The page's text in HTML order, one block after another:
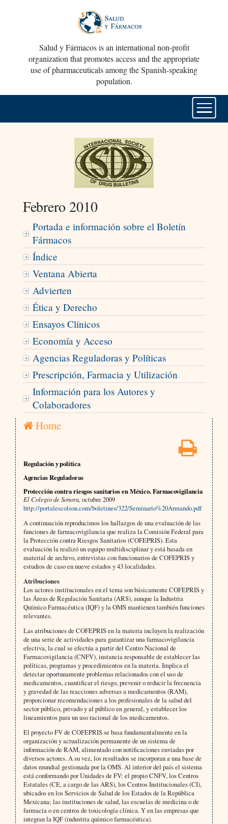
Salud y Fármacos is an international non-profit
organization that promotes access and the appropriate
use of pharmaceuticals among the Spanish-speaking
population.
Febrero 2010
Portada e información sobre el Boletín
Fármacos
Índice
Ventana Abierta
Advierten
Ética y Derecho
Ensayos Clínicos
Economía y Acceso
Agencias Reguladoras y Políticas
Prescripción, Farmacia y Utilización
Información para los Autores y
Colaboradores
Home
Regulación y política
Agencias Reguladoras
Protección contra riesgos sanitarios en México. Farmacovigilancia
El Colegio de Sonora, octubre 2009
http://portalescolson.com/boletines/322/Seminario%20Armando.pdf
A continuación reproducimos los hallazgos de una evaluación de las
funciones de farmacovigilancia que realiza la Comisión Federal para
la Protección contra Riesgos Sanitarios (COFEPRIS). Esta
evaluación la realizó un equipo multidisciplinar y está basada en
material de archivo, entrevistas con funcionarios de COFEPRIS y
estudios de caso en nueve estados y 43 localidades.
Atribuciones
Los actores institucionales en el tema son básicamente COFEPRIS y
las Áreas de Regulación Sanitaria (ARS), aunque la Industria
Químico Farmacéutica (IQF) y la OMS mantienen también funciones
relevantes.
Las atribuciones de COFEPRIS en la materia incluyen la realización
de una serie de actividades para garantizar una farmacovigilancia
efectiva, la cual se efectúa a partir del Centro Nacional de
Farmacovigilancia (CNFV), instancia responsable de establecer las
políticas, programas y procedimientos en la materia. Implica el
detectar oportunamente problemas relacionados con el uso de
medicamentos, cuantificar el riesgo, prevenir o reducir la frecuencia
y gravedad de las reacciones adversas a medicamentos (RAM),
proporcionar recomendaciones a los profesionales de la salud del
sector público, privado y al público en general, y establecer los
lineamientos para un uso racional de los medicamentos.
El proyecto FV de COFEPRIS se basa fundamentalmente en la
organización y actualización permanente de un sistema de
información de RAM, alimentado con notificaciones enviadas por
diversos actores. A su vez, los resultados se incorporan a una base de
datos mundial gestionada por la OMS. Al interior del país el sistema
está conformando por Unidades de FV: el propio CNFV, los Centros
Estatales (CE, a cargo de las ARS), los Centros Institucionales (CI),
ubicados en los Servicios de Salud de los Estados de la República
Mexicana; las instituciones de salud, las escuelas de medicina o de
farmacia o en centros de toxicología clínica. Y en las empresas que
integran la IQF (industria químico farmacéutica).